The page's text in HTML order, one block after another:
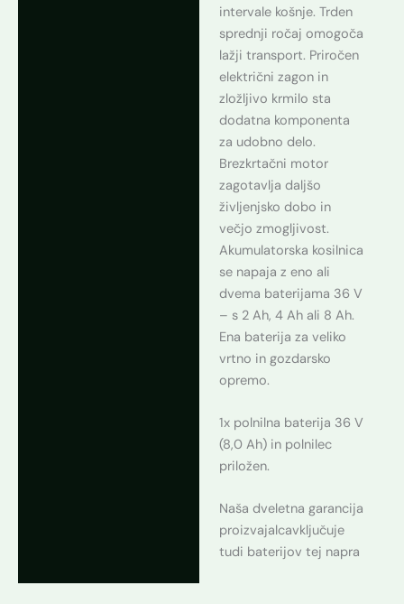
intervale košnje. Trden
sprednji ročaj omogoča
lažji transport. Priročen
električni zagon in
zložljivo krmilo sta
dodatna komponenta
za udobno delo.
Brezkrtačni motor
zagotavlja daljšo
življenjsko dobo in
večjo zmogljivost.
Akumulatorska kosilnica
se napaja z eno ali
dvema baterijama 36 V
– s 2 Ah, 4 Ah ali 8 Ah.
Ena baterija za veliko
vrtno in gozdarsko
opremo.
1x polnilna baterija 36 V
(8,0 Ah) in polnilec
priložen.
Naša dveletna garancija
proizvajalcavključuje
tudi baterijov tej napra